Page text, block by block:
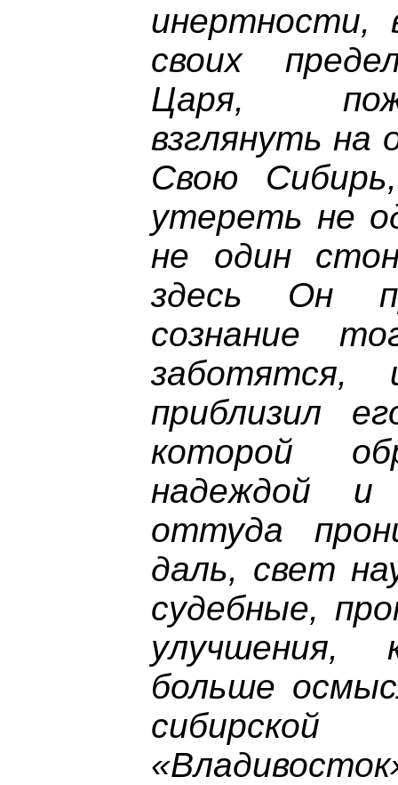
инертности,
своих
Царя,
взглянуть на
Свою
утереть не
не один
здесь Он
сознание
заботятся,
приблизил
которой
надеждой
оттуда
даль, свет
судебные,
больше
сибирской